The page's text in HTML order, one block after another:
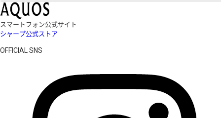
スマートフォン公式サイト
シャープ公式ストア
OFFICIAL SNS